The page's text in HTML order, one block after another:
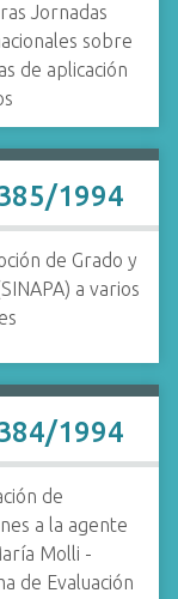
Jornadas
sobre
de aplicación
1994
de Grado y
a varios
1994
de
a la agente
Molli -
de Evaluación